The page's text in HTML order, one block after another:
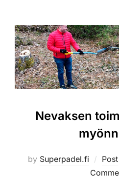
Nevaksen
by Superpadel.fi Post